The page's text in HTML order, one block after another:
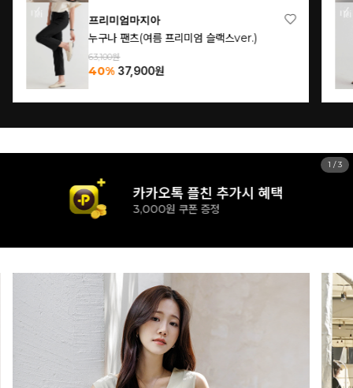
프리미엄마지아
누구나 팬츠(여름 프리미엄 슬랙스ver.)
63,100원
40% 37,900원
신규 가입시 혜택
15% 즉시할인
1 /3